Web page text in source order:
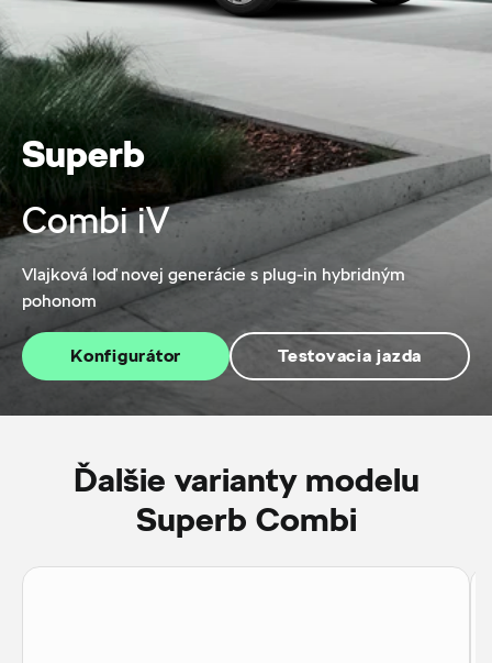
Superb
Combi iV
Vlajková loď novej generácie s plug-in hybridným
pohonom
Konfigurátor Testovacia jazda
Ďalšie varianty modelu
Superb Combi